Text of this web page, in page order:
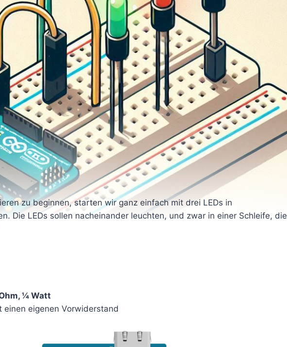
zu beginnen, starten wir ganz einfach mit drei LEDs in
Die LEDs sollen nacheinander leuchten, und zwar in einer Schleife, die
¼ Watt
einen eigenen Vorwiderstand